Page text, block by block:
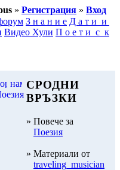
» Регистрация » Вход
З н а н и е Д а т и и
Видео Хули П о е т и с к
СРОДНИ
ВРЪЗКИ
» Повече за
Поезия
» Материали от
traveling_musician